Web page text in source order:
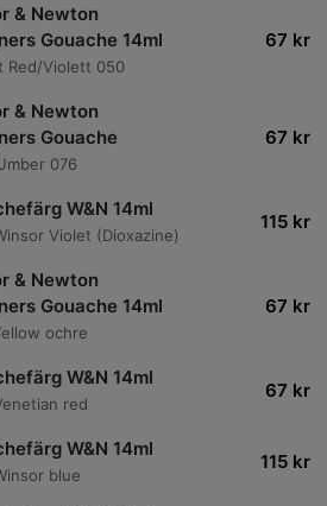
& Newton
Gouache 14ml
Red/Violett 050
67 kr
& Newton
Gouache
076
67 kr
W&N 14ml
Violet (Dioxazine)
115 kr
& Newton
Gouache 14ml
ochre
67 kr
W&N 14ml
red
67 kr
W&N 14ml
blue
115 kr